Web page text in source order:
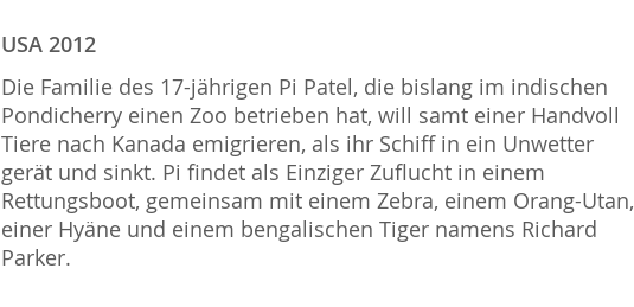
USA 2012
Die Familie des 17-jährigen Pi Patel, die bislang im indischen
Pondicherry einen Zoo betrieben hat, will samt einer Handvoll
Tiere nach Kanada emigrieren, als ihr Schiff in ein Unwetter
gerät und sinkt. Pi findet als Einziger Zuflucht in einem
Rettungsboot, gemeinsam mit einem Zebra, einem Orang-Utan,
einer Hyäne und einem bengalischen Tiger namens Richard
Parker.